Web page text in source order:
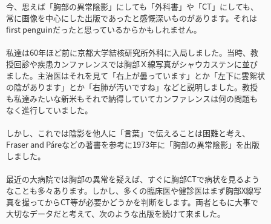
今、思えば「胸部の異常陰影」にしても「外科書」や「CT」にしても、
常に画像を中心にした出版であったと感慨深いものがあります。それは
first penguinだったと思っているからかもしれません。
私達は60年ほど前に京都大学結核研究所外科に入局しました。当時、教
授回診や疾患カンファレンスでは胸部Ｘ線写真がシャウカステンに並び
ました。主治医はそれを見て「右上が曇っています」とか「左下に雲絮状
の陰があります」とか「右肺が汚いですね」などと説明しました。教授
も私達みたいな新米もそれで納得していてカンファレンスは何の問題も
なく進行していました。
しかし、これでは陰影を他人に「言葉」で伝えることは困難と考え、
Fraser and Páreなどの著書を参考に1973年に「胸部の異常陰影」を出版
しました。
最近の大病院では胸部の異常を疑えば、すぐに胸部CTで病状を見るよう
なことも多々あります。しかし、多くの臨床医や健診医はまず胸部X線写
真を撮ってからCT等が必要かどうかを判断をします。両者ともに大事で
大切なデータだと考えて、次のような出版を続けて来ました。